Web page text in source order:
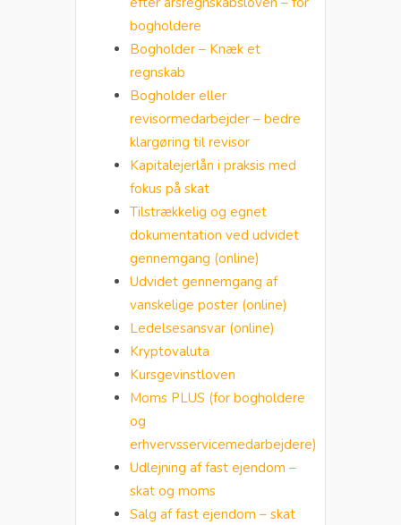
bogholdere
Bogholder – Knæk et
regnskab
Bogholder eller
revisormedarbejder – bedre
klargøring til revisor
Kapitalejerlån i praksis med
fokus på skat
Tilstrækkelig og egnet
dokumentation ved udvidet
gennemgang (online)
Udvidet gennemgang af
vanskelige poster (online)
Ledelsesansvar (online)
Kryptovaluta
Kursgevinstloven
Moms PLUS (for bogholdere
og
erhvervsservicemedarbejdere)
Udlejning af fast ejendom –
skat og moms
Salg af fast ejendom – skat